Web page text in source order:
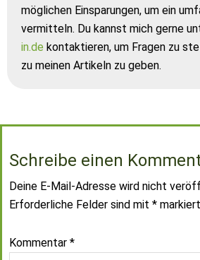
möglichen Einsparungen, um ein
vermitteln. Du kannst mich gerne
in.de kontaktieren, um Fragen zu
zu meinen Artikeln zu geben.
Schreibe einen
Deine E-Mail-Adresse wird nicht
Erforderliche Felder sind mit * markiert
Kommentar *